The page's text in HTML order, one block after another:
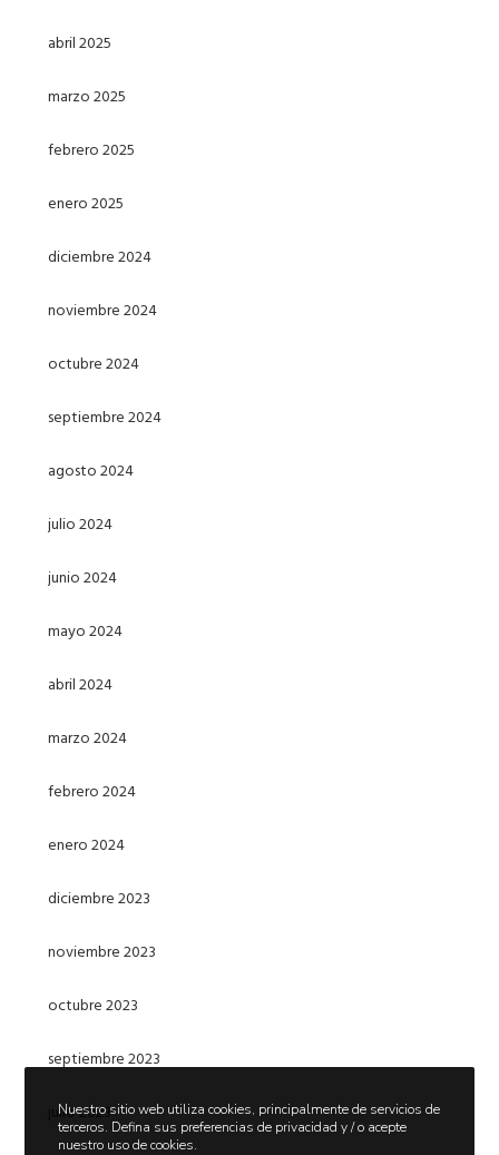
abril 2025
marzo 2025
febrero 2025
enero 2025
diciembre 2024
noviembre 2024
octubre 2024
septiembre 2024
agosto 2024
julio 2024
junio 2024
mayo 2024
abril 2024
marzo 2024
febrero 2024
enero 2024
diciembre 2023
noviembre 2023
octubre 2023
septiembre 2023
julio 2023
Nuestro sitio web utiliza cookies, principalmente de servicios de
terceros. Defina sus preferencias de privacidad y / o acepte
nuestro uso de cookies.